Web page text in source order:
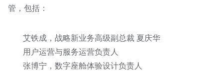
管，包括：
艾铁成，战略新业务高级副总裁 夏庆华
用户运营与服务运营负责人
张博宁，数字座舱体验设计负责人